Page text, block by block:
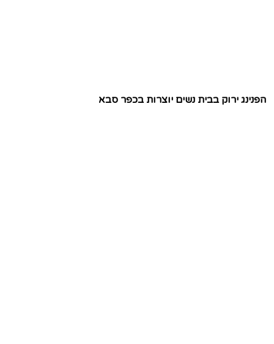
הפנינג ירוק בבית נשים יוצרות בכפר סבא